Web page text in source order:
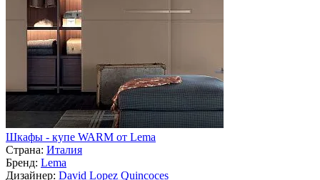
Шкафы - купе WARM от Lema
Страна: Италия
Бренд: Lema
Дизайнер: David Lopez Quincoces